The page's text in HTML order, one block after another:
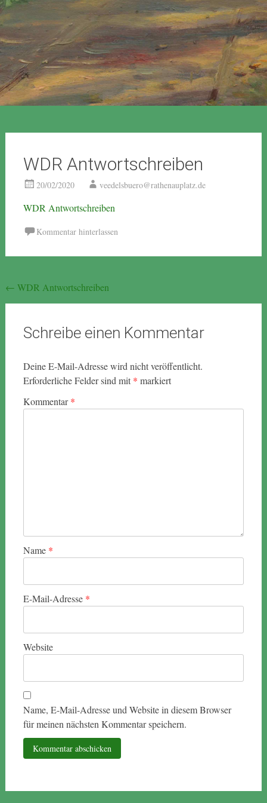
WDR Antwortschreiben
20/02/2020 veedelsbuero@rathenauplatz.de
WDR Antwortschreiben
Kommentar hinterlassen
Beitragsnavigation
← WDR Antwortschreiben
Schreibe einen Kommentar
Deine E-Mail-Adresse wird nicht veröffentlicht.
Erforderliche Felder sind mit * markiert
Kommentar*
Name *
E-Mail-Adresse *
Website
Name, E-Mail-Adresse und Website in diesem Browser
für meinen nächsten Kommentar speichern.